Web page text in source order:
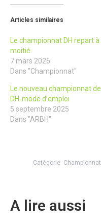
Articles similaires
Le championnat DH repart à
moitié
7 mars 2026
Dans "Championnat"
Le nouveau championnat de
DH-mode d’emploi
5 septembre 2025
Dans "ARBH"
Catégorie Championnat
A lire aussi